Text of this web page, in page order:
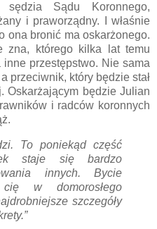
sędzia Sądu Koronnego,
i praworządny. I właśnie
ona bronić ma oskarżonego.
zna, którego kilka lat temu
inne przestępstwo. Nie sama
przeciwnik, który będzie stał
Oskarżającym będzie Julian
i radców koronnych
To poniekąd część
staje się bardzo
innych. Bycie
w domorosłego
szczegóły